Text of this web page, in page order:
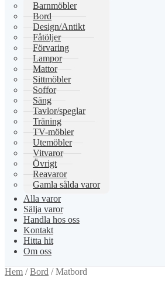
Barnmöbler
Bord
Design/Antikt
Fåtöljer
Förvaring
Lampor
Mattor
Sittmöbler
Soffor
Säng
Tavlor/speglar
Träning
TV-möbler
Utemöbler
Vitvaror
Övrigt
Reavaror
Gamla sålda varor
Alla varor
Sälja varor
Handla hos oss
Kontakt
Hitta hit
Om oss
Hem /Bord /Matbord